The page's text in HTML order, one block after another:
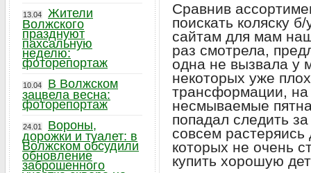
Сравнив
поискать коляску
сайтам для мам
раз смотрела,
одна не вызвала у
некоторых уже
трансформации,
несмываемые
попадал следить
совсем растеряись
которых не очень
купить хорошую
13.04
Жители
Волжского
празднуют
пахсальную
неделю:
фоторепортаж
10.04
В Волжском
зацвела весна:
фоторепортаж
24.01
Вороны,
дорожки и туалет: в
Волжском обсудили
обновление
заброшенного